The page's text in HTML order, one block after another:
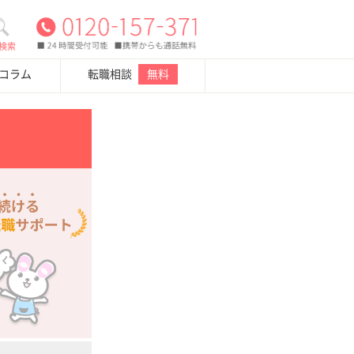
索
ラム 転職相談 無料